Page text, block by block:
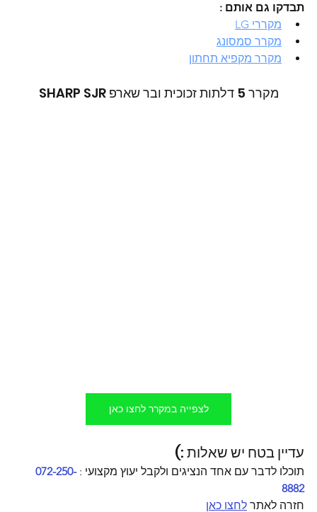
תבדקו גם אותם :
מקררי LG
מקרר סמסונג
מקרר מקפיא תחתון
מקרר 5 דלתות זכוכית ובר שארפ SHARP SJR
לצפייה במקרר לחצו כאן
עדיין בטח יש שאלות :)
תוכלו לדבר עם אחד הנציגים ולקבל יעוץ מקצועי : 072-250-
8882
חזרה לאתר לחצו כאן